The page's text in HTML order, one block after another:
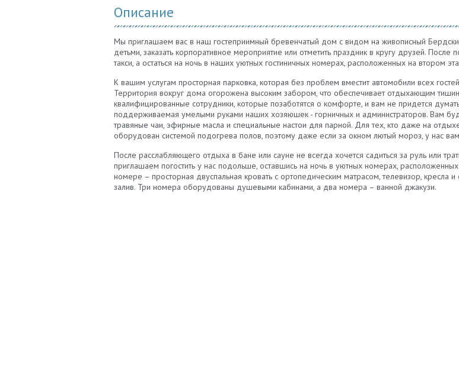
Описание
Мы приглашаем вас в наш гостеприимный бревенчатый дом с видом на живописный
детьми, заказать корпоративное мероприятие или отметить праздник в кругу друзей.
такси, а остаться на ночь в наших уютных гостиничных номерах, расположенных на втором
К вашим услугам просторная парковка, которая без проблем вместит автомобили всех
Территория вокруг дома огорожена высоким забором, что обеспечивает отдыхающим
квалифицированные сотрудники, которые позаботятся о комфорте, и вам не придется
поддерживаемая умелыми руками наших хозяюшек - горничных и администраторов. Вам
травяные чаи, эфирные масла и специальные настои для парной. Для тех, кто даже на
оборудован системой подогрева полов, поэтому даже если за окном лютый мороз, у нас
После расслабляющего отдыха в бане или сауне не всегда хочется садиться за руль или
приглашаем погостить у нас подольше, оставшись на ночь в уютных номерах,
номере – просторная двуспальная кровать с ортопедическим матрасом, телевизор, кресла
залив. Три номера оборудованы душевыми кабинами, а два номера – ванной джакузи.